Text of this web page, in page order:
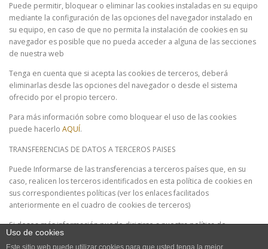
Puede permitir, bloquear o eliminar las cookies instaladas en su equipo
mediante la configuración de las opciones del navegador instalado en
su equipo, en caso de que no permita la instalación de cookies en su
navegador es posible que no pueda acceder a alguna de las secciones
de nuestra web
Tenga en cuenta que si acepta las cookies de terceros, deberá
eliminarlas desde las opciones del navegador o desde el sistema
ofrecido por el propio tercero.
Para más información sobre como bloquear el uso de las cookies
puede hacerlo AQUÍ.
TRANSFERENCIAS DE DATOS A TERCEROS PAISES
Puede Informarse de las transferencias a terceros países que, en su
caso, realicen los terceros identificados en esta política de cookies en
sus correspondientes políticas (ver los enlaces facilitados
anteriormente en el cuadro de cookies de terceros)
Si desea más información puede dirigirse a nuestra política de
privacidad o solicitárnosla a info@caveatlex.es
Uso de cookies
Este sitio web puede utilizar cookies para que usted tenga la mejor